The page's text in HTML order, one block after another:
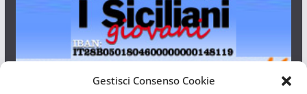
Gestisci Consenso Cookie